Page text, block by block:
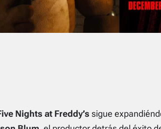
Nights at Freddy’s sigue